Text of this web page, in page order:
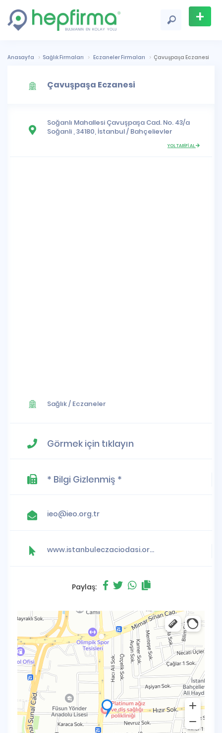
+
Ekle
Anasayfa Sağlık Firmaları Eczaneler Firmaları Çavuşpaşa Eczanesi
Çavuşpaşa Eczanesi
Soğanlı Mahallesi Çavuşpaşa Cad. No. 43/a
Soğanli , 34180, İstanbul/ Bahçelievler
YOL TARİFİ AL
Sağlık/ Eczaneler
Görmek için tıklayın
* Bilgi Gizlenmiş *
ieo@ieo.org.tr
www.istanbuleczaciodasi.org.tr
Paylaş: